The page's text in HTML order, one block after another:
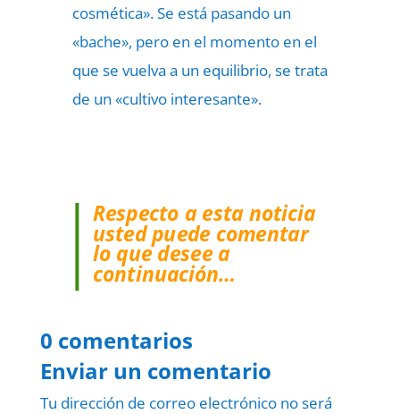
cosmética». Se está pasando un
«bache», pero en el momento en el
que se vuelva a un equilibrio, se trata
de un «cultivo interesante».
Respecto a esta noticia
usted puede comentar
lo que desee a
continuación…
0 comentarios
Enviar un comentario
Tu dirección de correo electrónico no será